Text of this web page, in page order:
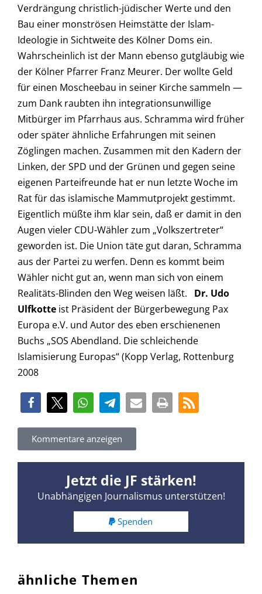
Verdrängung christlich-jüdischer Werte und den
Bau einer monströsen Heimstätte der Islam-
Ideologie in Sichtweite des Kölner Doms ein.
Wahrscheinlich ist der Mann ebenso gutgläubig wie
der Kölner Pfarrer Franz Meurer. Der wollte Geld
für einen Moscheebau in seiner Kirche sammeln —
zum Dank raubten ihn integrationsunwillige
Mitbürger im Pfarrhaus aus. Schramma wird früher
oder später ähnliche Erfahrungen mit seinen
Zöglingen machen. Zusammen mit den Kadern der
Linken, der SPD und der Grünen und gegen seine
eigenen Parteifreunde hat er nun letzte Woche im
Rat für das islamische Mammutprojekt gestimmt.
Eigentlich müßte ihm klar sein, daß er damit in den
Augen vieler CDU-Wähler zum „Volkszertreter“
geworden ist. Die Union täte gut daran, Schramma
aus der Partei zu werfen. Denn es kommt beim
Wähler nicht gut an, wenn man sich von einem
Realitäts-Blinden den Weg weisen läßt. Dr. Udo
Ulfkotte ist Präsident der Bürgerbewegung Pax
Europa e.V. und Autor des eben erschienenen
Buchs „SOS Abendland. Die schleichende
Islamisierung Europas“ (Kopp Verlag, Rottenburg
2008
Kommentare anzeigen
Jetzt die JF stärken!
Unabhängigen Journalismus unterstützen!
Spenden
ähnliche Themen